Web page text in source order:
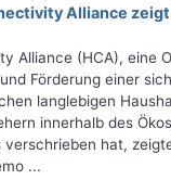
Alliance zeigt
Alliance (HCA), eine
Förderung einer
langlebigen
innerhalb des
hat,
...